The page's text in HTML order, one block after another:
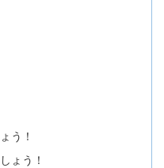
う！
ょう！